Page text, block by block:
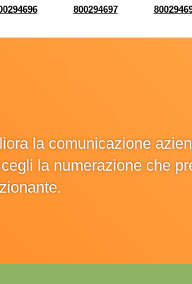
800294697
la comunicazione
la numerazione che